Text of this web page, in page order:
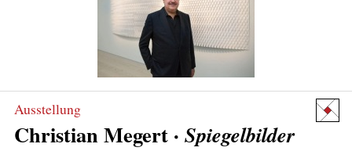
Ausstellung
Christian Megert · Spiegelbilder